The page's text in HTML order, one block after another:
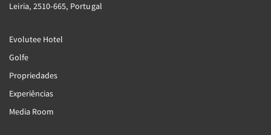
Leiria, 2510-665, Portugal
Evolutee Hotel
Golfe
Propriedades
Experiências
Media Room